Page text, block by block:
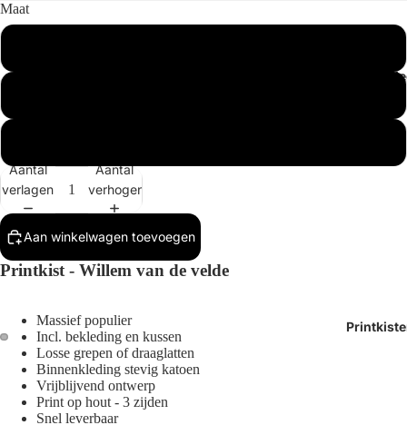
Afbeelding
openen
volledig
Afbeelding
openen
volledig
Maat
Aantal
verlagen
Aantal
verhogen
Aan winkelwagen toevoegen
Printkist - Willem van de velde
Massief populier
Incl. bekleding en kussen
Losse grepen of draaglatten
Binnenkleding stevig katoen
Vrijblijvend ontwerp
Print op hout - 3 zijden
Snel leverbaar